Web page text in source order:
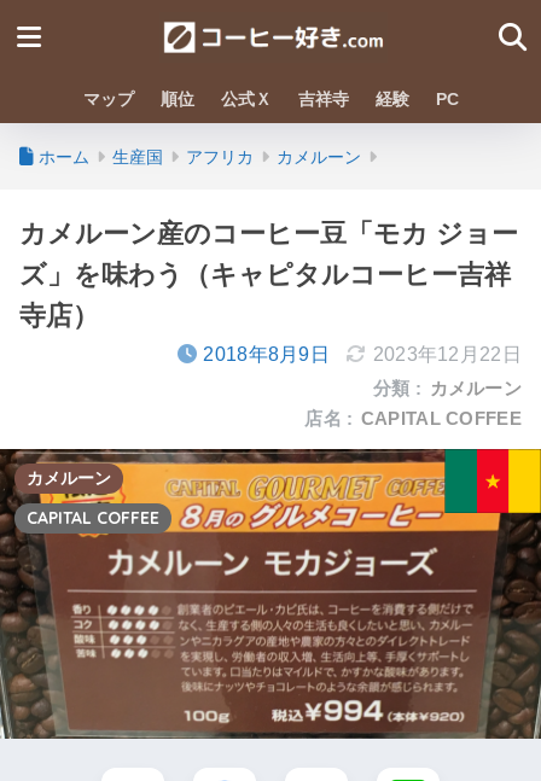
マップ 順位 公式Ｘ 吉祥寺 経験 PC
ホーム 生産国 アフリカ カメルーン
カメルーン産のコーヒー豆「モカ ジョー
ズ」を味わう（キャピタルコーヒー吉祥
寺店）
2018年8月9日
2023年12月22日
分類 : カメルーン
店名 : CAPITAL COFFEE
カメルーン
CAPITAL COFFEE